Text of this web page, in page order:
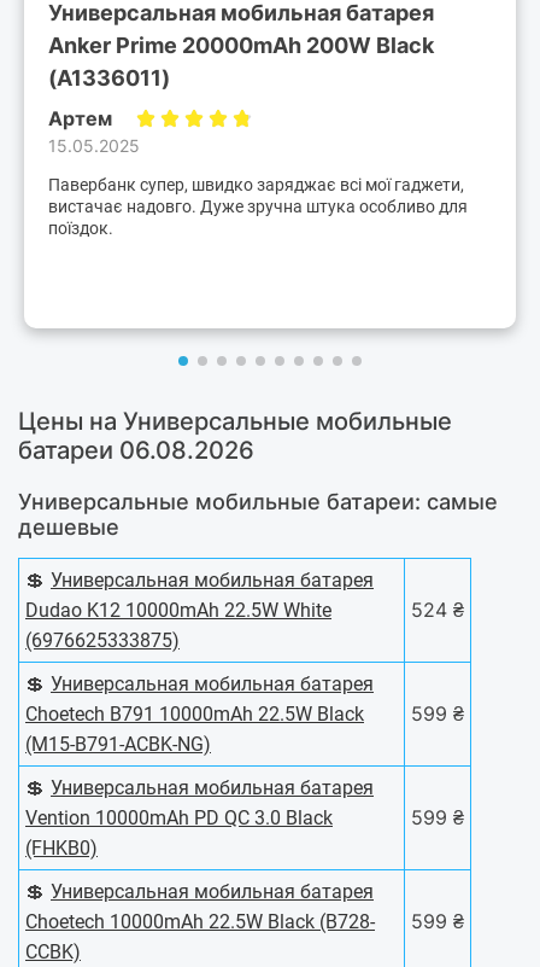
Универсальная мобильная батарея
Anker Prime 20000mAh 200W Black
(A1336011)
Артем
15.05.2025
Павербанк супер, швидко заряджає всі мої гаджети,
вистачає надовго. Дуже зручна штука особливо для
поїздок.
Цены на Универсальные мобильные
батареи 06.08.2026
Универсальные мобильные батареи: самые
дешевые
💲 Универсальная мобильная батарея
Dudao K12 10000mAh 22.5W White
(6976625333875)
524 ₴
💲 Универсальная мобильная батарея
Choetech B791 10000mAh 22.5W Black
(M15-B791-ACBK-NG)
599 ₴
💲 Универсальная мобильная батарея
Vention 10000mAh PD QC 3.0 Black
(FHKB0)
599 ₴
💲 Универсальная мобильная батарея
Choetech 10000mAh 22.5W Black (B728-
CCBK)
599 ₴